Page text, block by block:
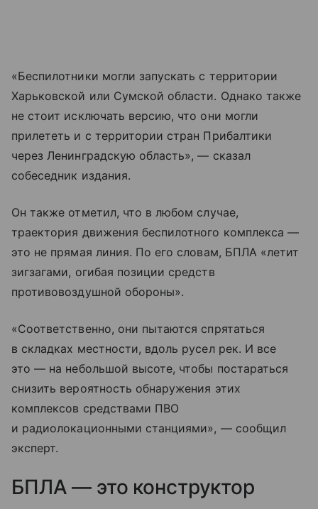
«Беспилотники могли запускать с территории
Харьковской или Сумской области. Однако также
не стоит исключать версию, что они могли
прилететь и с территории стран Прибалтики
через Ленинградскую область», — сказал
собеседник издания.
Он также отметил, что в любом случае,
траектория движения беспилотного комплекса —
это не прямая линия. По его словам, БПЛА «летит
зигзагами, огибая позиции средств
противовоздушной обороны».
«Соответственно, они пытаются спрятаться
в складках местности, вдоль русел рек. И все
это — на небольшой высоте, чтобы постараться
снизить вероятность обнаружения этих
комплексов средствами ПВО
и радиолокационными станциями», — сообщил
эксперт.
БПЛА — это конструктор